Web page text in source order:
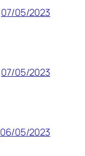
07/05/2023
07/05/2023
06/05/2023